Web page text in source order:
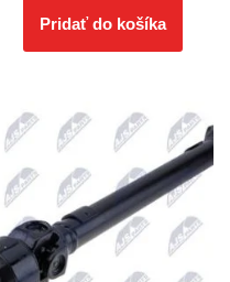
Pridať do košíka